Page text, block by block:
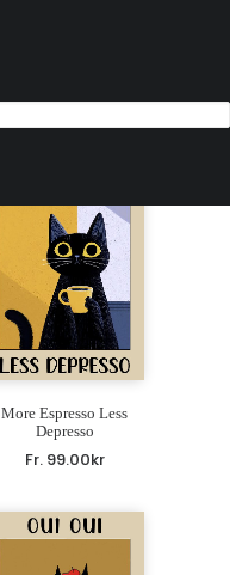
Fr.99.00kr
More Espresso Less
Depresso
Fr. 99.00kr